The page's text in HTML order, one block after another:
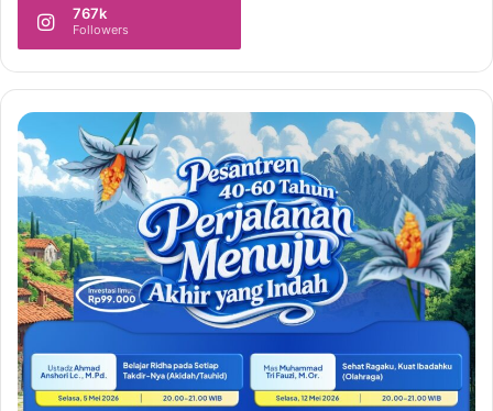
767k
Followers